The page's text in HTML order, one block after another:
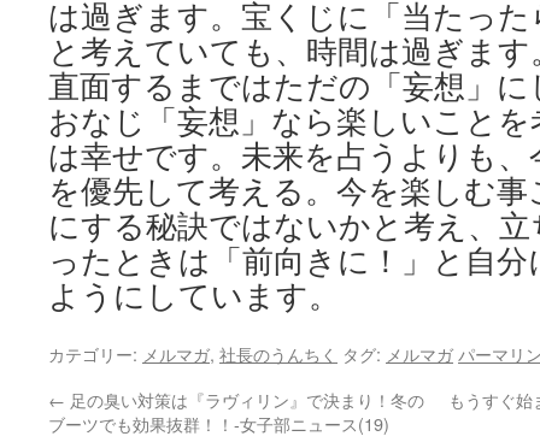
は過ぎます。宝くじに「当たっ
と考えていても、時間は過ぎま
直面するまではただの「妄想」
おなじ「妄想」なら楽しいこと
は幸せです。未来を占うよりも
を優先して考える。今を楽しむ
にする秘訣ではないかと考え、
ったときは「前向きに！」と自
ようにしています。
カテゴリー: メルマガ, 社長のうんちく タグ: メルマガ パーマリ
← 足の臭い対策は『ラヴィリン』で決まり！冬の
ブーツでも効果抜群！！-女子部ニュース(19)
もうすぐ